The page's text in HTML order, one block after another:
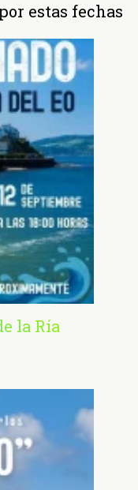
estas fechas
la Ría